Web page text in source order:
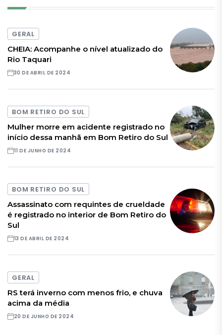
GERAL
CHEIA: Acompanhe o nível atualizado do
Rio Taquari
30 DE ABRIL DE 2024
BOM RETIRO DO SUL
Mulher morre em acidente registrado no
início dessa manhã em Bom Retiro do Sul
11 DE JUNHO DE 2024
BOM RETIRO DO SUL
Assassinato com requintes de crueldade
é registrado no interior de Bom Retiro do
Sul
13 DE ABRIL DE 2024
GERAL
RS terá inverno com menos frio, e chuva
acima da média
20 DE JUNHO DE 2024